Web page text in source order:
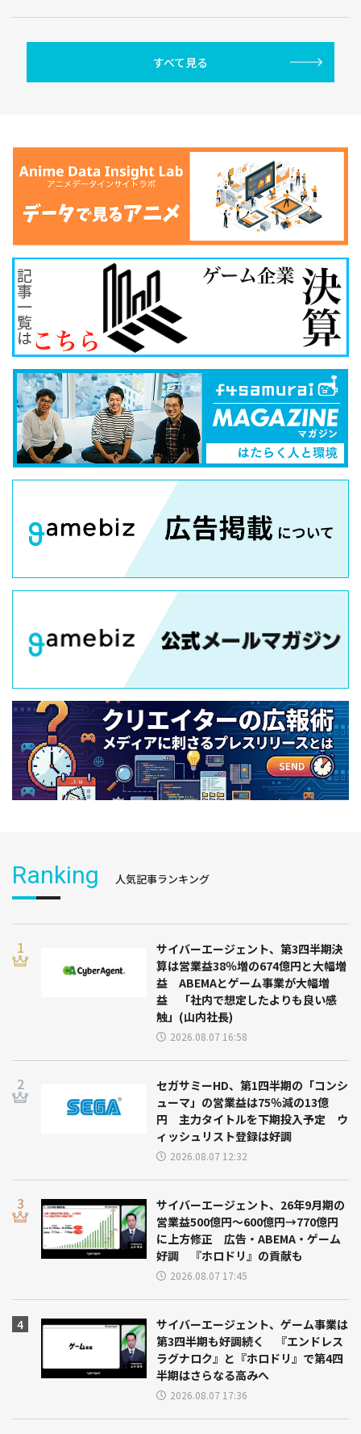
すべて見る
Ranking 人気記事ランキング
サイバーエージェント、第3四半期決
算は営業益38％増の674億円と大幅増
益 ABEMAとゲーム事業が大幅増
益 「社内で想定したよりも良い感
触」(山内社長)
2026.08.07 16:58
セガサミーHD、第1四半期の「コンシ
ューマ」の営業益は75％減の13億
円 主力タイトルを下期投入予定 ウ
ィッシュリスト登録は好調
2026.08.07 12:32
サイバーエージェント、26年9月期の
営業益500億円～600億円→770億円
に上方修正 広告・ABEMA・ゲーム
好調 『ホロドリ』の貢献も
2026.08.07 17:45
サイバーエージェント、ゲーム事業は
第3四半期も好調続く 『エンドレス
ラグナロク』と『ホロドリ』で第4四
半期はさらなる高みへ
2026.08.07 17:36